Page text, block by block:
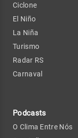
Ciclone
El Niño
La Niña
Turismo
Radar RS
Carnaval
Podcasts
O Clima Entre Nós